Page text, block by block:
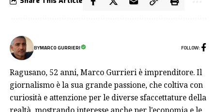
BYMARCO GURRIERI FOLLOW:
Ragusano, 52 anni, Marco Gurrieri è imprenditore. Il
giornalismo è la sua grande passione, che coltiva con
curiosità e attenzione per le diverse sfaccettature della